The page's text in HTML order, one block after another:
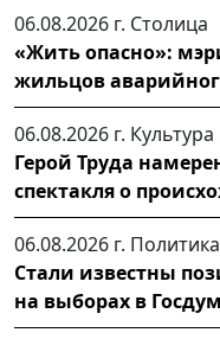
06.08.2026 г. Столица
«Жить опасно»:
жильцов
06.08.2026 г. Культура
Герой Труда
спектакля о
06.08.2026 г. Политика
Стали известны
на выборах в